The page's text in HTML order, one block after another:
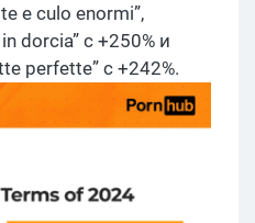
e culo enormi”,
dorcia” с +250% и
perfette” с +242%.